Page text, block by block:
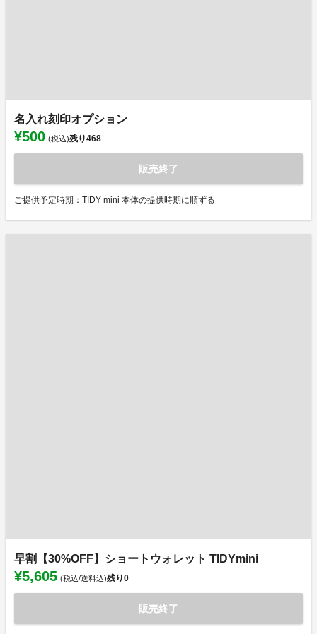
名入れ刻印オプション
¥500 (税込)残り468
販売終了
ご提供予定時期：TIDY mini 本体の提供時期に順ずる
早割【30%OFF】ショートウォレット TIDYmini
¥5,605 (税込/送料込)残り0
販売終了